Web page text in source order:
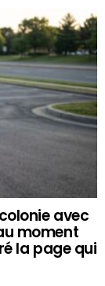
avec
moment
la page qui